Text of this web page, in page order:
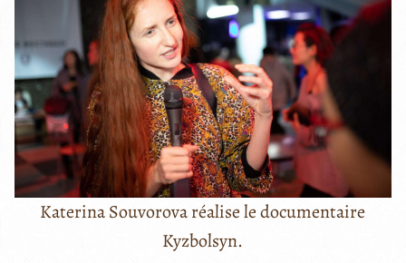
Katerina Souvorova réalise le documentaire
Kyzbolsyn.